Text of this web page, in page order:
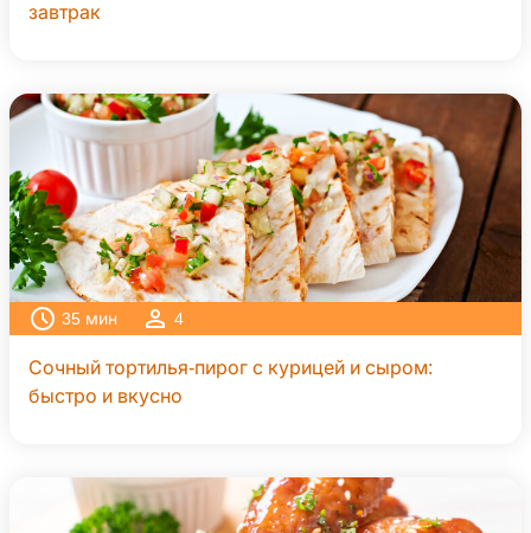
завтрак
35 мин 4
Сочный тортилья-пирог с курицей и сыром:
быстро и вкусно